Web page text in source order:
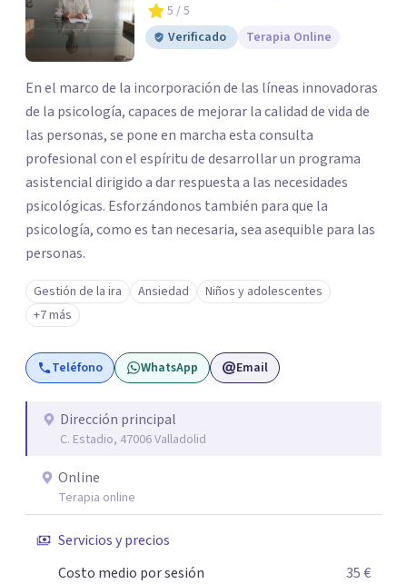
5 / 5
Verificado
Terapia Online
En el marco de la incorporación de las líneas innovadoras
de la psicología, capaces de mejorar la calidad de vida de
las personas, se pone en marcha esta consulta
profesional con el espíritu de desarrollar un programa
asistencial dirigido a dar respuesta a las necesidades
psicológicas. Esforzándonos también para que la
psicología, como es tan necesaria, sea asequible para las
personas.
Gestión de la ira Ansiedad
Niños y adolescentes
+7 más
Teléfono WhatsApp Email
Dirección principal
C. Estadio, 47006 Valladolid
Online
Terapia online
Servicios y precios
Costo medio por sesión
35 €